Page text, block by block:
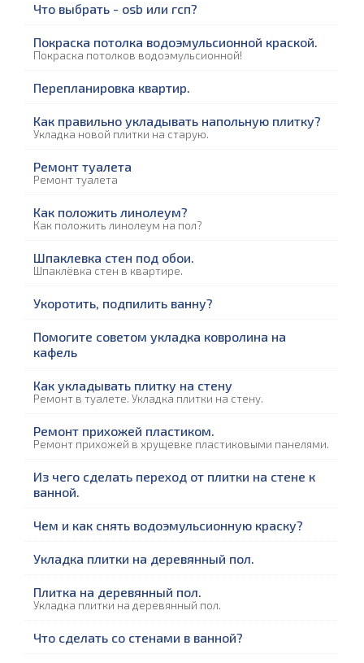
Что выбрать - osb или гсп?
Покраска потолка водоэмульсионной краской.
Покраска потолков водоэмульсионной!
Перепланировка квартир.
Как правильно укладывать напольную плитку?
Укладка новой плитки на старую.
Ремонт туалета
Ремонт туалета
Как положить линолеум?
Как положить линолеум на пол?
Шпаклевка стен под обои.
Шпаклёвка стен в квартире.
Укоротить, подпилить ванну?
Помогите советом укладка ковролина на
кафель
Как укладывать плитку на стену
Ремонт в туалете. Укладка плитки на стену.
Ремонт прихожей пластиком.
Ремонт прихожей в хрущевке пластиковыми панелями.
Из чего сделать переход от плитки на стене к
ванной.
Чем и как снять водоэмульсионную краску?
Укладка плитки на деревянный пол.
Плитка на деревянный пол.
Укладка плитки на деревянный пол.
Что сделать со стенами в ванной?